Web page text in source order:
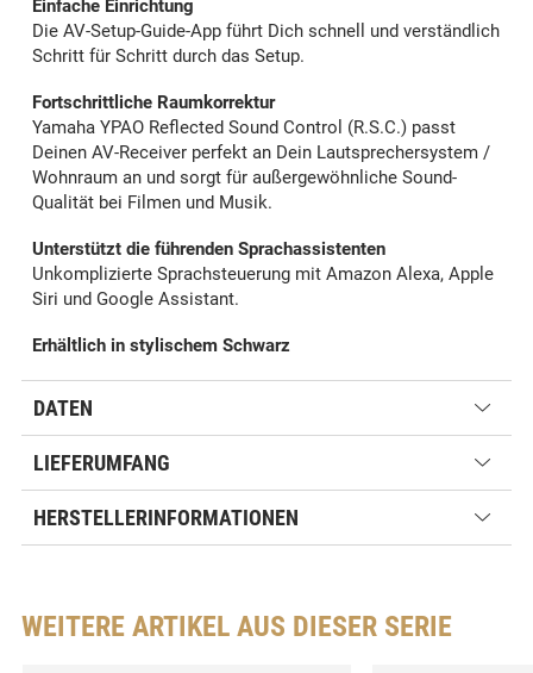
Einfache Einrichtung
Die AV-Setup-Guide-App führt Dich schnell und verständlich
Schritt für Schritt durch das Setup.
Fortschrittliche Raumkorrektur
Yamaha YPAO Reflected Sound Control (R.S.C.) passt
Deinen AV-Receiver perfekt an Dein Lautsprechersystem /
Wohnraum an und sorgt für außergewöhnliche Sound-
Qualität bei Filmen und Musik.
Unterstützt die führenden Sprachassistenten
Unkomplizierte Sprachsteuerung mit Amazon Alexa, Apple
Siri und Google Assistant.
Erhältlich in stylischem Schwarz
DATEN
LIEFERUMFANG
HERSTELLERINFORMATIONEN
WEITERE ARTIKEL AUS DIESER SERIE